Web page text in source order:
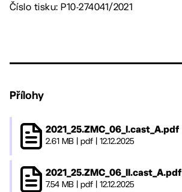
Číslo tisku: P10-274041/2021
Přílohy
2021_25.ZMC_06_I.cast_A.pdf
2.61 MB pdf 12.12.2025
2021_25.ZMC_06_II.cast_A.pdf
7.54 MB pdf 12.12.2025